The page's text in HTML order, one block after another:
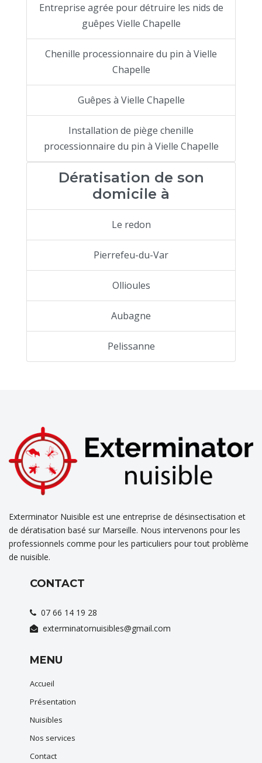
Entreprise agrée pour détruire les nids de
guêpes Vielle Chapelle
Chenille processionnaire du pin à Vielle
Chapelle
Guêpes à Vielle Chapelle
Installation de piège chenille
processionnaire du pin à Vielle Chapelle
Dératisation de son
domicile à
Le redon
Pierrefeu-du-Var
Ollioules
Aubagne
Pelissanne
Exterminator Nuisible est une entreprise de désinsectisation et
de dératisation basé sur Marseille. Nous intervenons pour les
professionnels comme pour les particuliers pour tout problème
de nuisible.
CONTACT
07 66 14 19 28
exterminatornuisibles@gmail.com
MENU
Accueil
Présentation
Nuisibles
Nos services
Contact